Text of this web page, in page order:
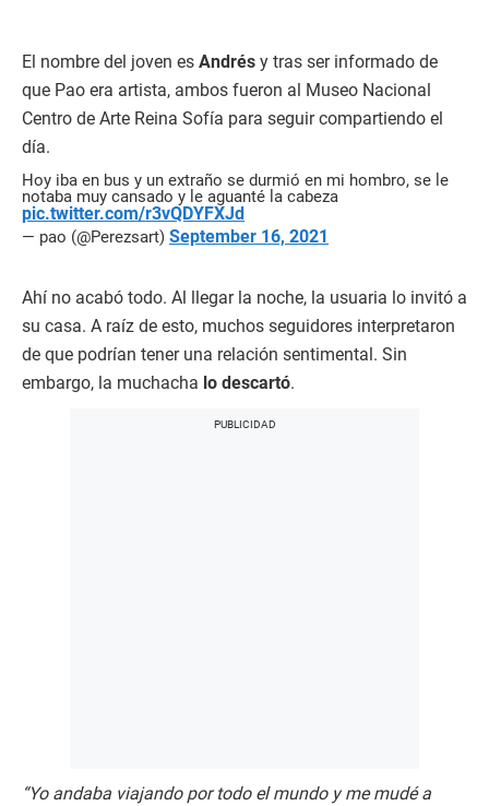
El nombre del joven es Andrés y tras ser informado de
que Pao era artista, ambos fueron al Museo Nacional
Centro de Arte Reina Sofía para seguir compartiendo el
día.
Hoy iba en bus y un extraño se durmió en mi hombro, se le
notaba muy cansado y le aguanté la cabeza
pic.twitter.com/r3vQDYFXJd
— pao (@Perezsart) September 16, 2021
Ahí no acabó todo. Al llegar la noche, la usuaria lo invitó a
su casa. A raíz de esto, muchos seguidores interpretaron
de que podrían tener una relación sentimental. Sin
embargo, la muchacha lo descartó.
“Yo andaba viajando por todo el mundo y me mudé a